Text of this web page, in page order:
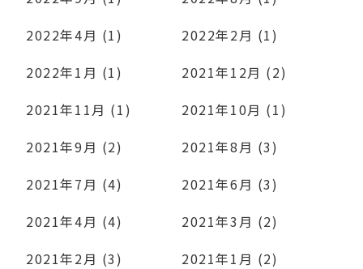
2022年4月 (1)
2022年2月 (1)
2022年1月 (1)
2021年12月 (2)
2021年11月 (1)
2021年10月 (1)
2021年9月 (2)
2021年8月 (3)
2021年7月 (4)
2021年6月 (3)
2021年4月 (4)
2021年3月 (2)
2021年2月 (3)
2021年1月 (2)